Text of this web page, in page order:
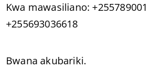
Kwa mawasiliano:
+255693036618
Bwana akubariki.